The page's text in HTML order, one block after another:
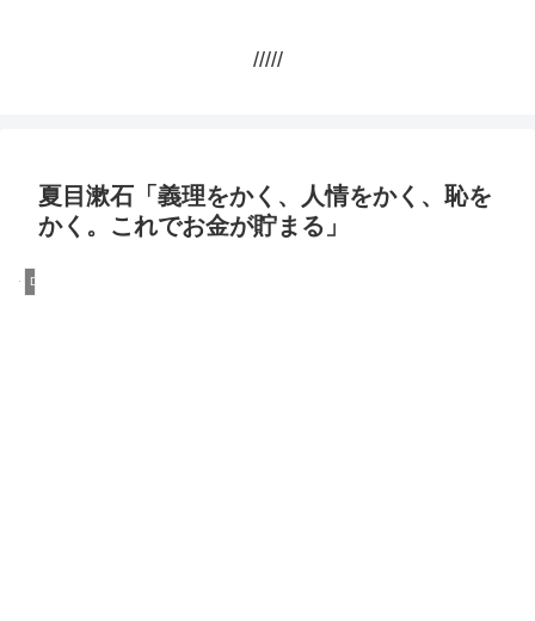
/////
夏目漱石「義理をかく、人情をかく、恥を
かく。これでお金が貯まる」
DQN